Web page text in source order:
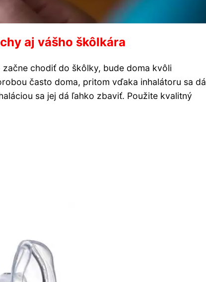
aj vášho škôlkára
chodiť do škôlky, bude doma kvôli
často doma, pritom vďaka inhalátoru sa dá
sa jej dá ľahko zbaviť. Použite kvalitný